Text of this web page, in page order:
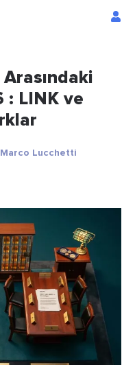
: LINK ve
Lucchetti